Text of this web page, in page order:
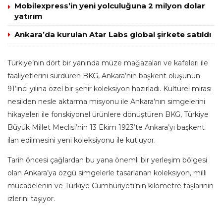
Mobilexpress’in yeni yolculuğuna 2 milyon dolar
yatırım
Ankara’da kurulan Atar Labs global şirkete satıldı
Türkiye’nin dört bir yanında müze mağazaları ve kafeleri ile
faaliyetlerini sürdüren BKG, Ankara’nın başkent oluşunun
91’inci yılına özel bir şehir koleksiyon hazırladı. Kültürel mirası
nesilden nesle aktarma misyonu ile Ankara’nın simgelerini
hikayeleri ile fonskiyonel ürünlere dönüştüren BKG, Türkiye
Büyük Millet Meclisi’nin 13 Ekim 1923’te Ankara’yı başkent
ilan edilmesini yeni koleksiyonu ile kutluyor.
Tarih öncesi çağlardan bu yana önemli bir yerleşim bölgesi
olan Ankara’ya özgü simgelerle tasarlanan koleksiyon, milli
mücadelenin ve Türkiye Cumhuriyeti’nin kilometre taşlarının
izlerini taşıyor.